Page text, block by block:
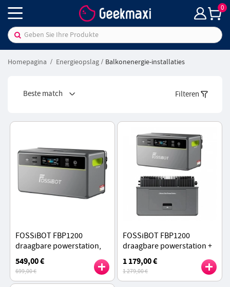
0
Homepagina Energieopslag Balkonenergie-installaties
Beste match Filteren
FOSSiBOT FBP1200
draagbare powerstation,
1958Wh LiFePO4
(uitbreidbaar tot 9790Wh),
1200W off-grid vermogen
549,00 €
699,00 €
FOSSiBOT FBP1200
draagbare powerstation +
FB1958
Uitbreidingsbatterij
1 179,00 €
1 279,00 €